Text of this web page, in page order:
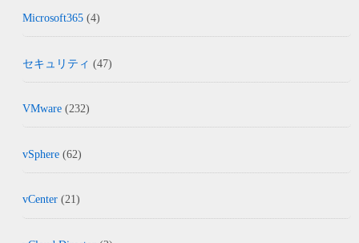
Microsoft365 (4)
セキュリティ (47)
VMware (232)
vSphere (62)
vCenter (21)